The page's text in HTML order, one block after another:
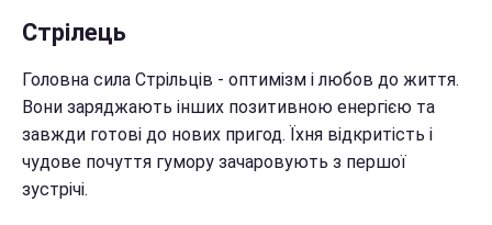
Стрілець
Головна сила Стрільців - оптимізм і любов до життя.
Вони заряджають інших позитивною енергією та
завжди готові до нових пригод. Їхня відкритість і
чудове почуття гумору зачаровують з першої
зустрічі.